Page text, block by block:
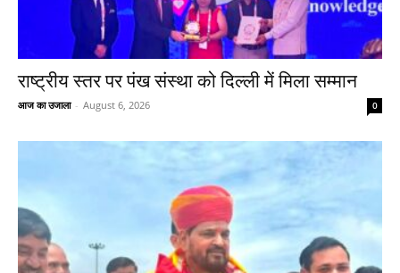
राष्ट्रीय स्तर पर पंख संस्था को दिल्ली में मिला सम्मान
आज का उजाला - August 6, 2026 0